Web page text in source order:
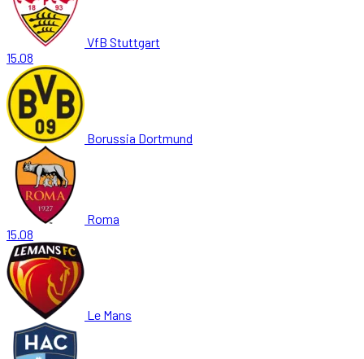
VfB Stuttgart
15.08
Borussia Dortmund
Roma
15.08
Le Mans